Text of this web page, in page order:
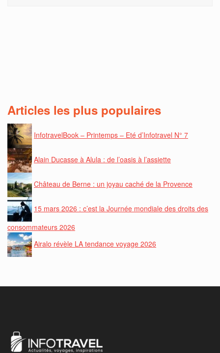
Articles les plus populaires
InfotravelBook – Printemps – Eté d’Infotravel N° 7
Alain Ducasse à Alula : de l’oasis à l’assiette
Château de Berne : un joyau caché de la Provence
15 mars 2026 : c’est la Journée mondiale des droits des
consommateurs 2026
Airalo révèle LA tendance voyage 2026